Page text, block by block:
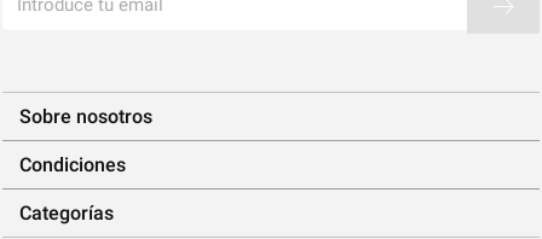
Sobre nosotros
Condiciones
Categorías